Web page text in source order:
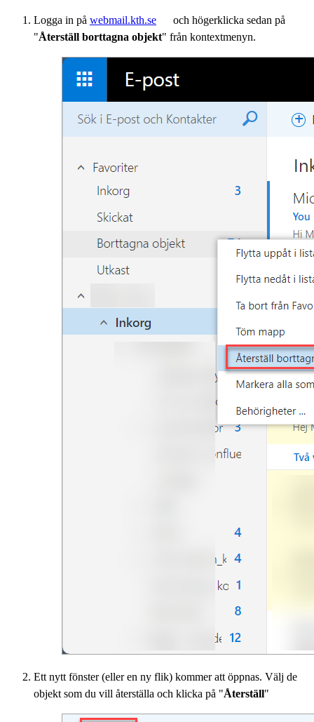
Logga in på webmail.kth.se
och högerklicka sedan på
"Återställ borttagna objekt" från kontextmenyn.
Ett nytt fönster (eller en ny flik) kommer att öppnas. Välj de
objekt som du vill återställa och klicka på "Återställ"